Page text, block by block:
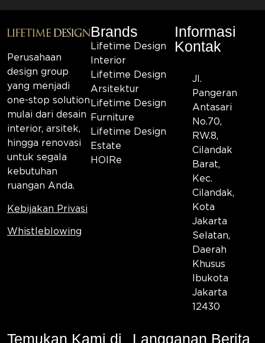
Perusahaan
design group
yang menjadi
one-stop solution
mulai dari desain
interior, arsitek,
hingga renovasi
untuk segala
kebutuhan
ruangan Anda.
Kebijakan Privasi
Whistleblowing
Brands
Lifetime Design
Interior
Lifetime Design
Arsitektur
Lifetime Design
Furniture
Lifetime Design
Estate
HOIRe
Informasi
Kontak
Jl.
Pangeran
Antasari
No.70,
RW.8,
Cilandak
Barat,
Kec.
Cilandak,
Kota
Jakarta
Selatan,
Daerah
Khusus
Ibukota
Jakarta
12430
Temukan Kami di Langganan Berita